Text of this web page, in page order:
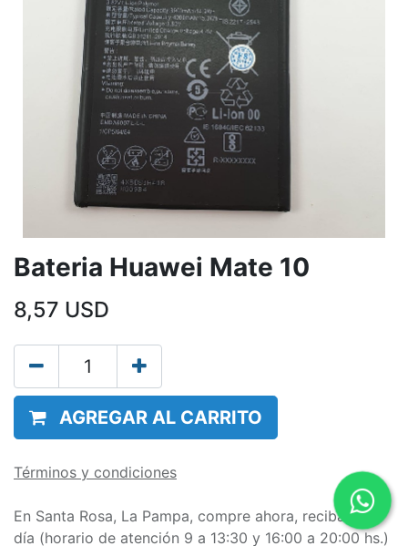
Bateria Huawei Mate 10
8,57 USD
AGREGAR AL CARRITO
Términos y condiciones
En Santa Rosa, La Pampa, compre ahora, reciba en el
día (horario de atención 9 a 13:30 y 16:00 a 20:00 hs.)